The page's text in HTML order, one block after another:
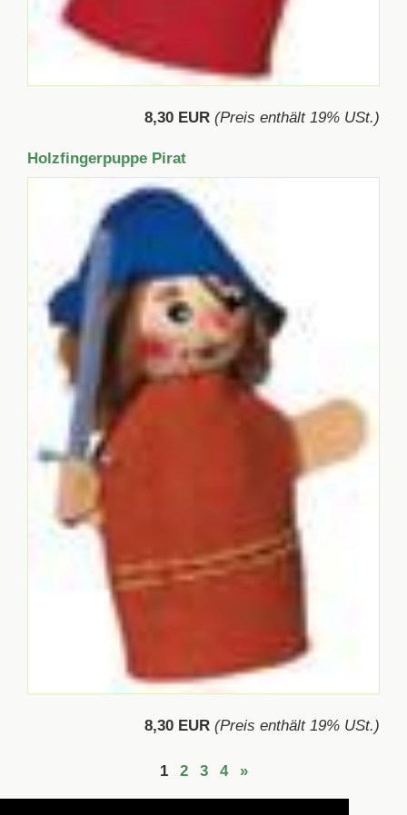
8,30 EUR (Preis enthält 19% USt.)
Holzfingerpuppe Pirat
8,30 EUR (Preis enthält 19% USt.)
1 2 3 4 »